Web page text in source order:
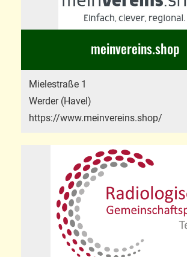
meinvereins.shop
Mielestraße 1
Werder (Havel)
https://www.meinvereins.shop/